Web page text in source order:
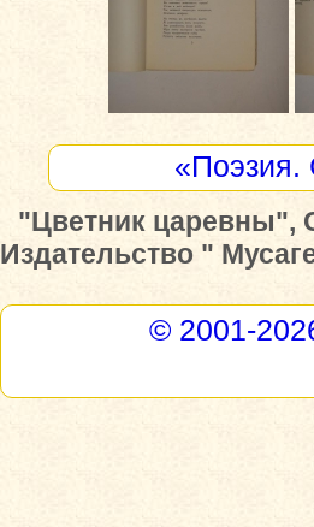
«Поэзия.
"Цветник царевны",
Издательство "
© 2001-